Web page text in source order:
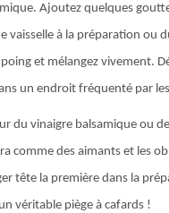
Ajoutez quelques
vaisselle à la préparation ou
et mélangez vivement.
un endroit fréquenté par
du vinaigre balsamique ou
comme des aimants et les
tête la première dans la
véritable piège à cafards !